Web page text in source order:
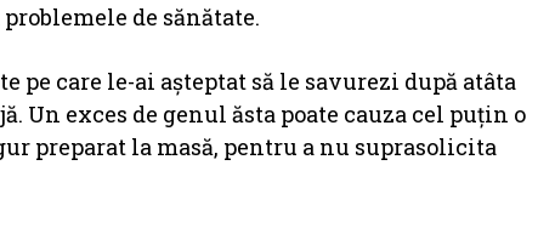
de sănătate.
pe care le-ai aşteptat să le savurezi după atâta
Un exces de genul ăsta poate cauza cel puţin o
preparat la masă, pentru a nu suprasolicita